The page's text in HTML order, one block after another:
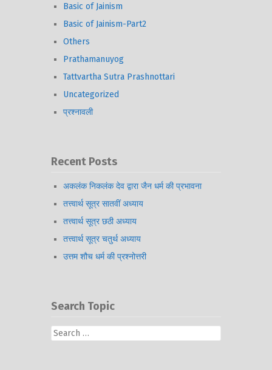
Basic of Jainism
Basic of Jainism-Part2
Others
Prathamanuyog
Tattvartha Sutra Prashnottari
Uncategorized
प्रश्नावली
Recent Posts
अकलंक निकलंक देव द्वारा जैन धर्म की प्रभावना
तत्त्वार्थ सूत्र सातवीं अध्याय
तत्त्वार्थ सूत्र छठी अध्याय
तत्त्वार्थ सूत्र चतुर्थ अध्याय
उत्तम शौच धर्म की प्रश्नोत्तरी
Search Topic
Search
for: